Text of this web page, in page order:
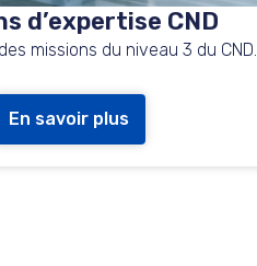
d’expertise CND
missions du niveau 3 du CND.
En savoir plus